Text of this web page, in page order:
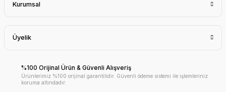
Kurumsal
Üyelik
%100 Orijinal Ürün & Güvenli Alışveriş
Ürünlerimiz %100 orijinal garantilidir. Güvenli ödeme sistemi ile işlemleriniz
koruma altındadır.